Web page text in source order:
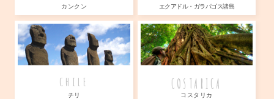
カンクン エクアドル・ガラパゴス諸島
CHILE
チリ
COSTARICA
コスタリカ